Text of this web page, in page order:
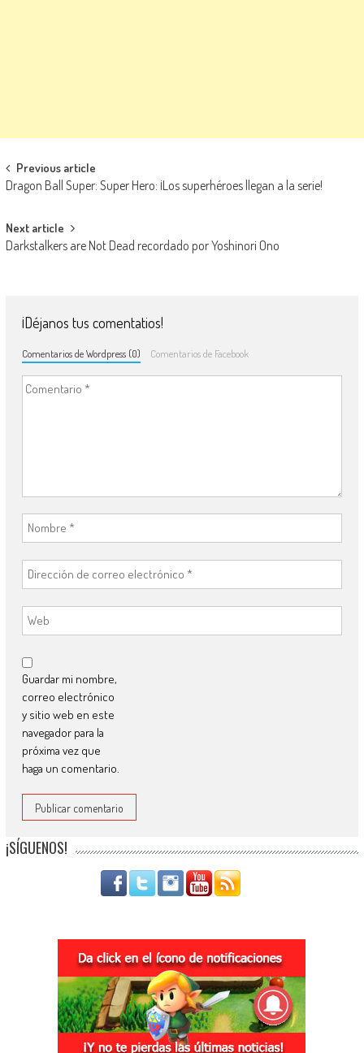
Navegación de entradas
Previous article
Dragon Ball Super: Super Hero: ¡Los superhéroes llegan a la serie!
Next article
Darkstalkers are Not Dead recordado por Yoshinori Ono
¡Déjanos tus comentatios!
Comentarios de Wordpress (0) Comentarios de Facebook
Guardar mi nombre,
correo electrónico
y sitio web en este
navegador para la
próxima vez que
haga un comentario.
¡SÍGUENOS!